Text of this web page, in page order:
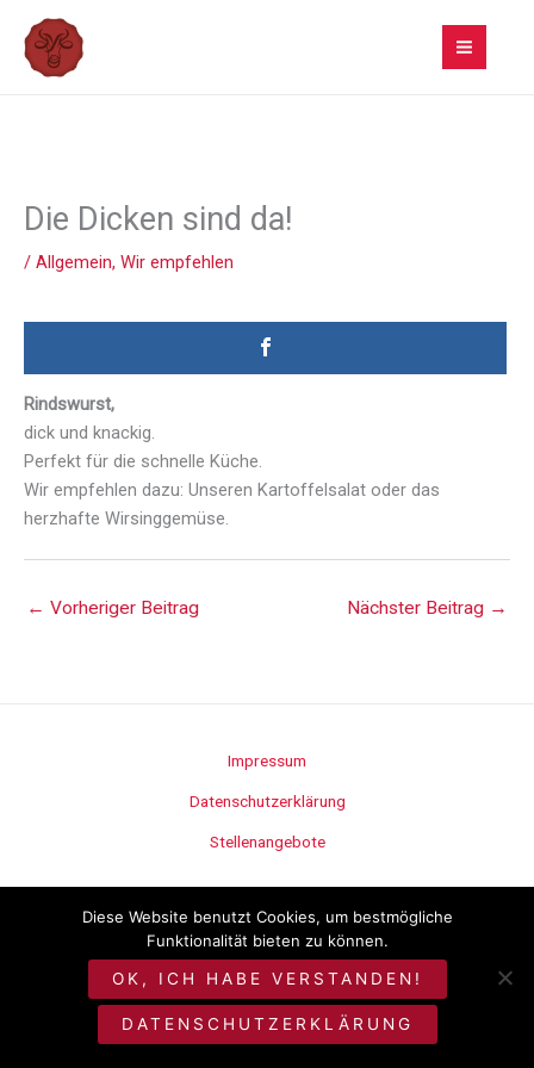
Inhalt
springen
Die Dicken sind da!
/ Allgemein, Wir empfehlen
Rindswurst,
dick und knackig.
Perfekt für die schnelle Küche.
Wir empfehlen dazu: Unseren Kartoffelsalat oder das
herzhafte Wirsinggemüse.
← Vorheriger Beitrag Nächster Beitrag →
Impressum
Datenschutzerklärung
Stellenangebote
©Metzgerei Seitz
Diese Website benutzt Cookies, um bestmögliche
Funktionalität bieten zu können.
OK, ICH HABE VERSTANDEN!
DATENSCHUTZERKLÄRUNG